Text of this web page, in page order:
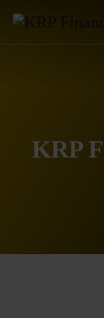
KRP